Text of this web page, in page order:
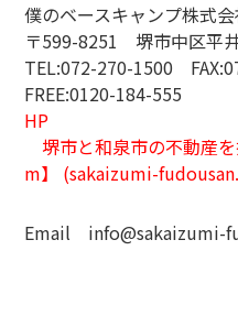
僕のベースキャンプ株式
〒599-8251 堺市中区平
TEL:072-270-1500
FREE:0120-184-555
HP
堺市と和泉市の不動産
m】 (sakaizumi-
Email info@sakaizumi-